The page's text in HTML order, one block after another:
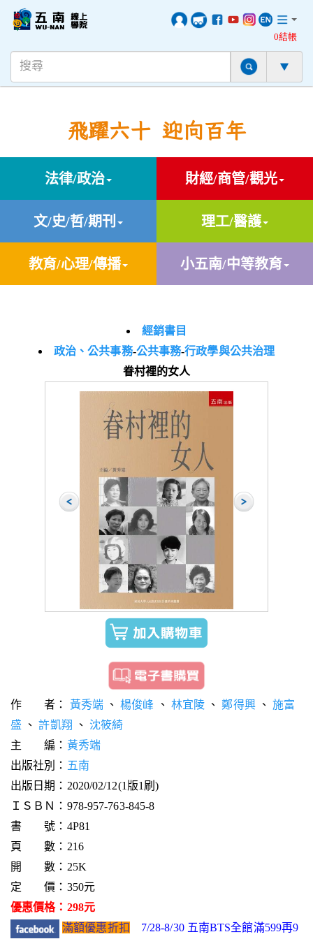
0結帳
飛躍六十 迎向百年
法律/政治 財經/商管/觀光
文/史/哲/期刊 理工/醫護
教育/心理/傳播 小五南/中等教育
經銷書目
政治、公共事務-公共事務-行政學與公共治理
眷村裡的女人
作 者： 黃秀端、楊俊峰 、 林宜陵 、鄭得興、施富
盛 、許凱翔 、 沈筱綺
主 編： 黃秀端
出版社別： 五南
出版日期：2020/02/12(1版1刷)
ＩＳＢＮ：978-957-763-845-8
書 號：4P81
頁 數：216
開 數：25K
定 價：350元
優惠價格：298元
滿額優惠折扣
7/28-8/30 五南BTS全館滿599再9